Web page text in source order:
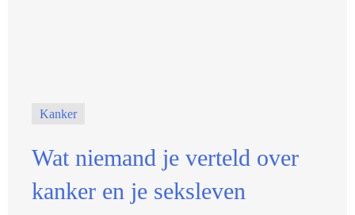
Kanker
Wat niemand je verteld over
kanker en je seksleven